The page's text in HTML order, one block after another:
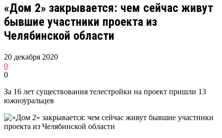
«Дом 2» закрывается: чем сейчас живут
бывшие участники проекта из
Челябинской области
20 декабря 2020
0
0
За 16 лет существования телестройки на проект пришли 13
южноуральцев